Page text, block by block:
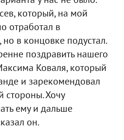
который, на мой
отработал в
в концовке подустал.
поздравить нашего
Коваля, который
и зарекомендовал
стороны. Хочу
ему и дальше
он.